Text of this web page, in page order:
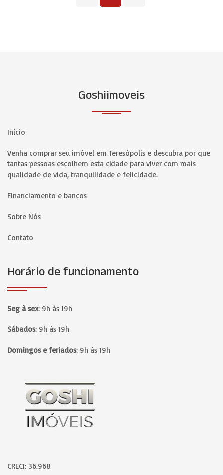
Goshiimoveis
Início
Venha comprar seu imóvel em Teresópolis e descubra por que
tantas pessoas escolhem esta cidade para viver com mais
qualidade de vida, tranquilidade e felicidade.
Financiamento e bancos
Sobre Nós
Contato
Horário de funcionamento
Seg à sex: 9h às 19h
Sábados: 9h às 19h
Domingos e feriados: 9h às 19h
Página inicial
CRECI: 36.968